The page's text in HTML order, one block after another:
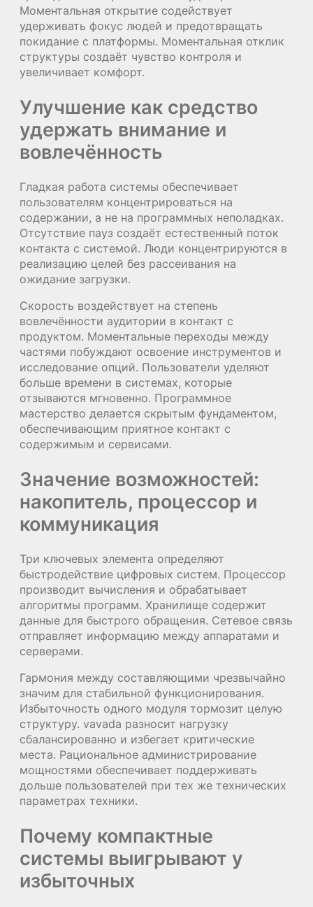
Моментальная открытие содействует
удерживать фокус людей и предотвращать
покидание с платформы. Моментальная отклик
структуры создаёт чувство контроля и
увеличивает комфорт.
Улучшение как средство
удержать внимание и
вовлечённость
Гладкая работа системы обеспечивает
пользователям концентрироваться на
содержании, а не на программных неполадках.
Отсутствие пауз создаёт естественный поток
контакта с системой. Люди концентрируются в
реализацию целей без рассеивания на
ожидание загрузки.
Скорость воздействует на степень
вовлечённости аудитории в контакт с
продуктом. Моментальные переходы между
частями побуждают освоение инструментов и
исследование опций. Пользователи уделяют
больше времени в системах, которые
отзываются мгновенно. Программное
мастерство делается скрытым фундаментом,
обеспечивающим приятное контакт с
содержимым и сервисами.
Значение возможностей:
накопитель, процессор и
коммуникация
Три ключевых элемента определяют
быстродействие цифровых систем. Процессор
производит вычисления и обрабатывает
алгоритмы программ. Хранилище содержит
данные для быстрого обращения. Сетевое связь
отправляет информацию между аппаратами и
серверами.
Гармония между составляющими чрезвычайно
значим для стабильной функционирования.
Избыточность одного модуля тормозит целую
структуру. vavada разносит нагрузку
сбалансированно и избегает критические
места. Рациональное администрирование
мощностями обеспечивает поддерживать
дольше пользователей при тех же технических
параметрах техники.
Почему компактные
системы выигрывают у
избыточных